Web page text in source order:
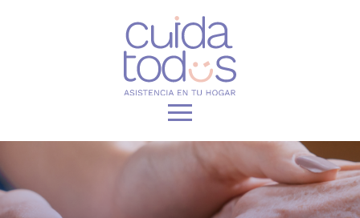
QUIENES SOMOS
AYUDA A DOMICILIO